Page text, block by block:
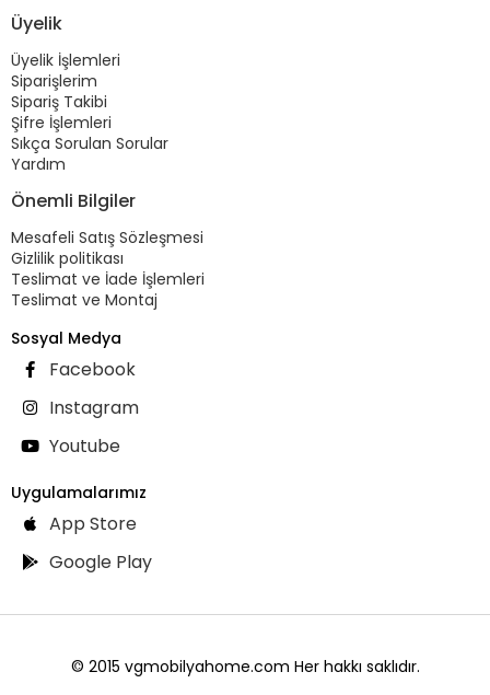
Üyelik
Üyelik İşlemleri
Siparişlerim
Sipariş Takibi
Şifre İşlemleri
Sıkça Sorulan Sorular
Yardım
Önemli Bilgiler
Mesafeli Satış Sözleşmesi
Gizlilik politikası
Teslimat ve İade İşlemleri
Teslimat ve Montaj
Sosyal Medya
Facebook
Instagram
Youtube
Uygulamalarımız
App Store
Google Play
© 2015 vgmobilyahome.com Her hakkı saklıdır.